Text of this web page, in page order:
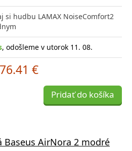
si hudbu LAMAX NoiseComfort2
, odošleme v utorok 11. 08.
76.41 €
Pridať do košíka
AirNora 2 modré